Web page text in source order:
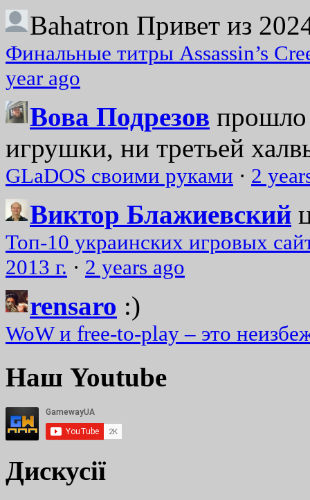
Bahatron Привет из
Финальные титры Assassin’s
year ago
Вова Подрезов прошло
игрушки, ни третьей
GLaDOS своими руками · 2
Виктор Блажиевский
Топ-10 украинских игровых
2013 г. · 2 years ago
rensaro :)
WoW и free-to-play – это
Наш Youtube
Дискусії